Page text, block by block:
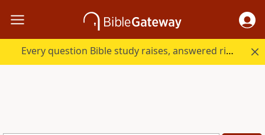
Every question Bible study raises, answered right here.